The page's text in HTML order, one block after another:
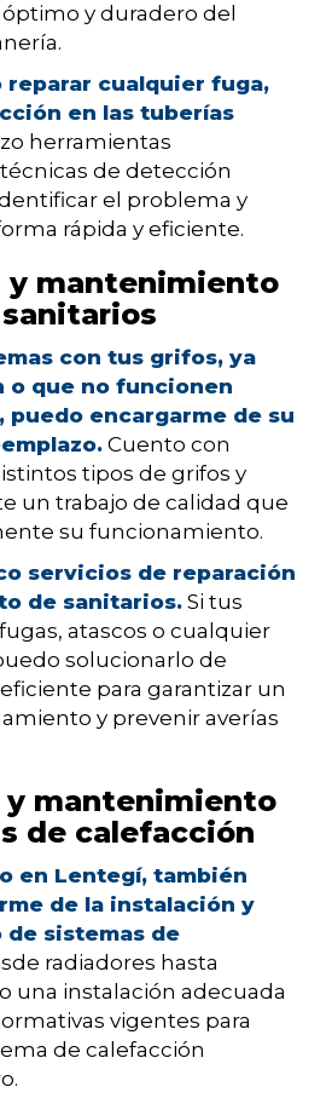
y duradero del
reparar cualquier fuga,
en las tuberías
herramientas
de detección
el problema y
rápida y eficiente.
y mantenimiento
con tus grifos, ya
o que no funcionen
encargarme de su
Cuento con
tipos de grifos y
un trabajo de calidad que
su funcionamiento.
servicios de reparación
de sanitarios. Si tus
atascos o cualquier
solucionarlo de
para garantizar un
y prevenir averías
y mantenimiento
de calefacción
en Lentegí, también
de la instalación y
sistemas de
radiadores hasta
una instalación adecuada
vigentes para
de calefacción